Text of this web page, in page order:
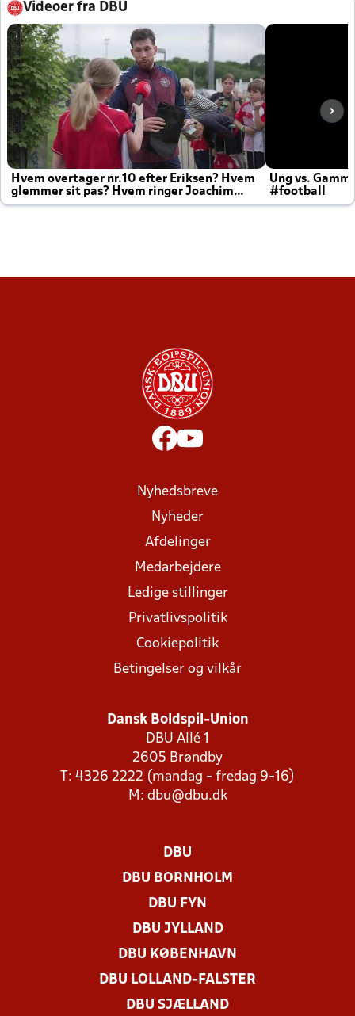
Videoer fra DBU
Hvem overtager nr.10 efter Eriksen? Hvem
glemmer sit pas? Hvem ringer Joachim
altid til efter kampe?
Ung vs.
#football
Nyhedsbreve
Nyheder
Afdelinger
Medarbejdere
Ledige stillinger
Privatlivspolitik
Cookiepolitik
Betingelser og vilkår
Dansk Boldspil-Union
DBU Allé 1
2605 Brøndby
T: 4326 2222 (mandag - fredag 9-16)
M: dbu@dbu.dk
DBU
DBU BORNHOLM
DBU FYN
DBU JYLLAND
DBU KØBENHAVN
DBU LOLLAND-FALSTER
DBU SJÆLLAND